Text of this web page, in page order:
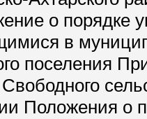
о порядке
в
поселения
Положения о